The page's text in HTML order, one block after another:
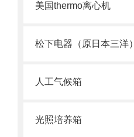
美国thermo离心机
松下电器（原日本三洋）
人工气候箱
光照培养箱